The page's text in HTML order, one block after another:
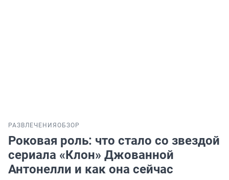
РАЗВЛЕЧЕНИЯ ОБЗОР
Роковая роль: что стало со звездой
сериала «Клон» Джованной
Антонелли и как она сейчас